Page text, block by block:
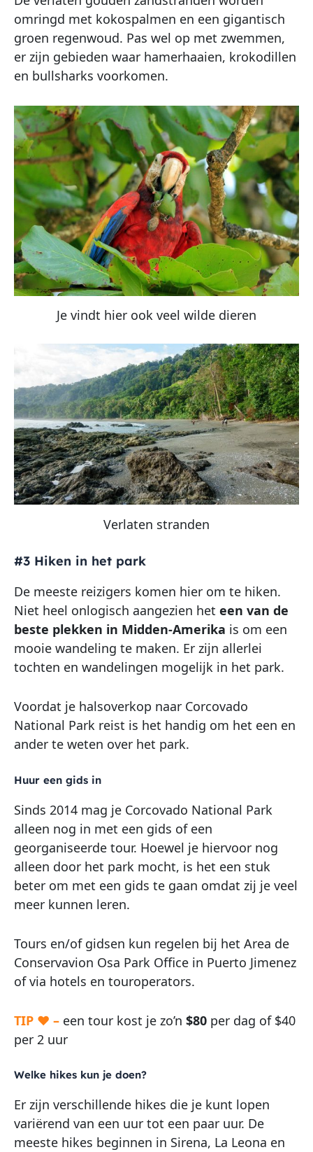
omringd met kokospalmen en een gigantisch
groen regenwoud. Pas wel op met zwemmen,
er zijn gebieden waar hamerhaaien, krokodillen
en bullsharks voorkomen.
Je vindt hier ook veel wilde dieren
Verlaten stranden
#3 Hiken in het park
De meeste reizigers komen hier om te hiken.
Niet heel onlogisch aangezien het een van de
beste plekken in Midden-Amerika is om een
mooie wandeling te maken. Er zijn allerlei
tochten en wandelingen mogelijk in het park.
Voordat je halsoverkop naar Corcovado
National Park reist is het handig om het een en
ander te weten over het park.
Huur een gids in
Sinds 2014 mag je Corcovado National Park
alleen nog in met een gids of een
georganiseerde tour. Hoewel je hiervoor nog
alleen door het park mocht, is het een stuk
beter om met een gids te gaan omdat zij je veel
meer kunnen leren.
Tours en/of gidsen kun regelen bij het Area de
Conservavion Osa Park Office in Puerto Jimenez
of via hotels en touroperators.
TIP ♥ – een tour kost je zo’n $80 per dag of $40
per 2 uur
Welke hikes kun je doen?
Er zijn verschillende hikes die je kunt lopen
variërend van een uur tot een paar uur. De
meeste hikes beginnen in Sirena, La Leona en